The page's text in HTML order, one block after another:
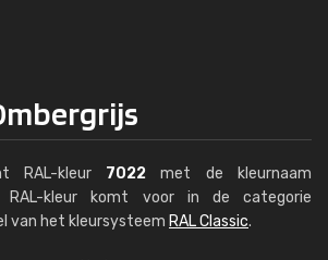
RAL-kleur 7022 met de kleurnaam
RAL-kleur komt voor in de categorie
van het kleursysteem RAL Classic.